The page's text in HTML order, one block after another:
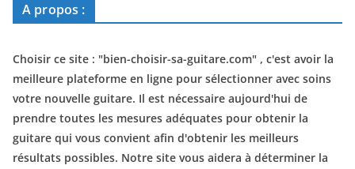
A propos :
Choisir ce site : "bien-choisir-sa-guitare.com" , c'est avoir la
meilleure plateforme en ligne pour sélectionner avec soins
votre nouvelle guitare. Il est nécessaire aujourd'hui de
prendre toutes les mesures adéquates pour obtenir la
guitare qui vous convient afin d'obtenir les meilleurs
résultats possibles. Notre site vous aidera à déterminer la